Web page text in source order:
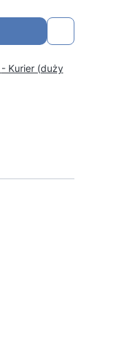
- Kurier (duży